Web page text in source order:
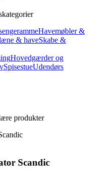
Havemøbler &
& haveSkabe &
Hovedgærder og
SpisestueUdendørs
produkter
Scandic